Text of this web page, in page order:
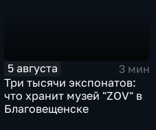
5 августа
3 мин
Три тысячи экспонатов:
что хранит музей "ZOV" в
Благовещенске